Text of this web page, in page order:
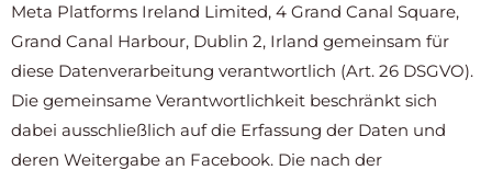
Meta Platforms Ireland Limited, 4 Grand Canal Square,
Grand Canal Harbour, Dublin 2, Irland gemeinsam für
diese Datenverarbeitung verantwortlich (Art. 26 DSGVO).
Die gemeinsame Verantwortlichkeit beschränkt sich
dabei ausschließlich auf die Erfassung der Daten und
deren Weitergabe an Facebook. Die nach der